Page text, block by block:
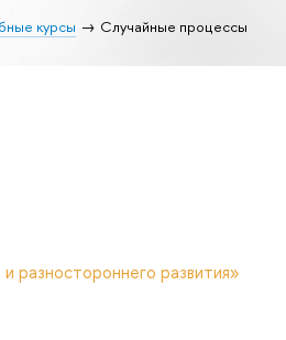
курсы Случайные процессы
разностороннего развития»